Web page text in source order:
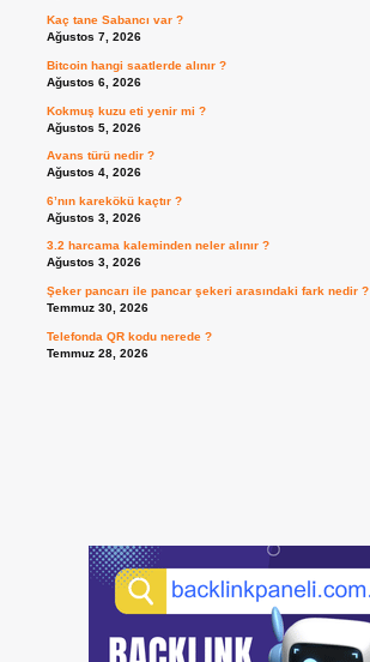
Kaç tane Sabancı var ?
Ağustos 7, 2026
Bitcoin hangi saatlerde alınır ?
Ağustos 6, 2026
Kokmuş kuzu eti yenir mi ?
Ağustos 5, 2026
Avans türü nedir ?
Ağustos 4, 2026
6’nın karekökü kaçtır ?
Ağustos 3, 2026
3.2 harcama kaleminden neler alınır ?
Ağustos 3, 2026
Şeker pancarı ile pancar şekeri arasındaki fark nedir ?
Temmuz 30, 2026
Telefonda QR kodu nerede ?
Temmuz 28, 2026